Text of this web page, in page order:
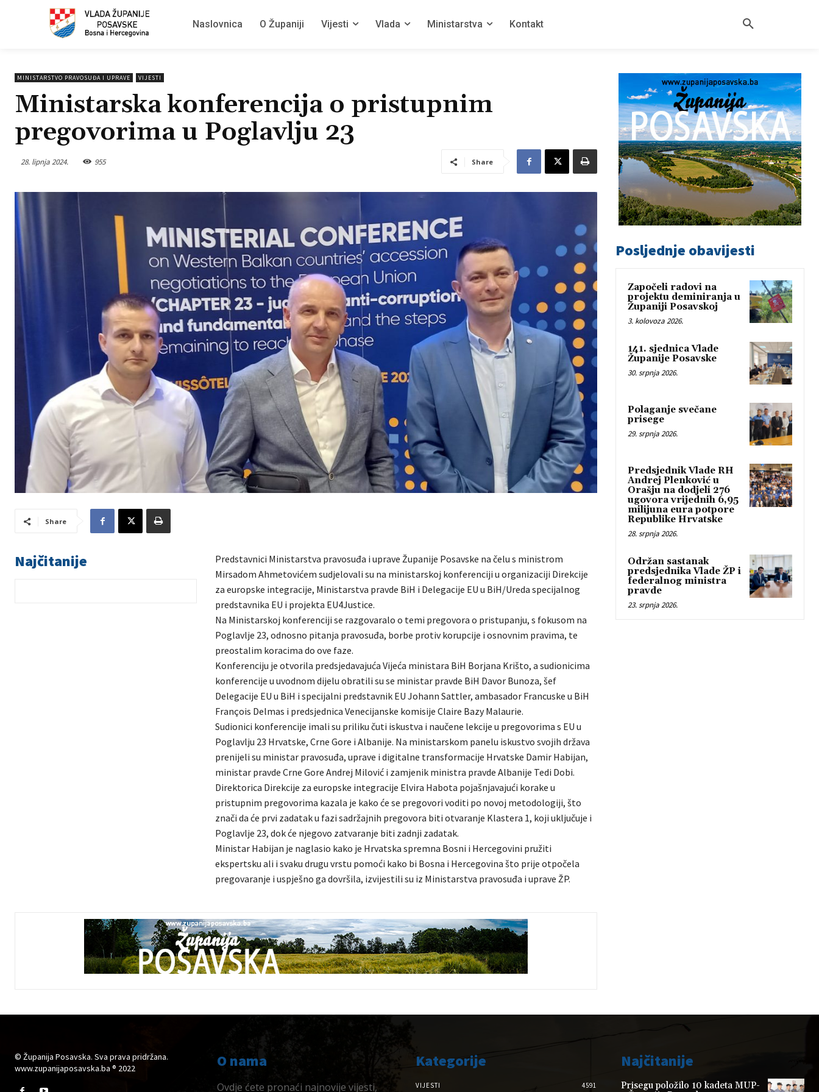
Naslovnica O Županiji Vijesti Vlada Ministarstva Kontakt
MINISTARSTVO PRAVOSUĐA I UPRAVE VIJESTI
Ministarska konferencija o pristupnim
pregovorima u Poglavlju 23
28. lipnja 2024. 955 Share
Share
Najčitanije
Predstavnici Ministarstva pravosuđa i uprave Županije Posavske na čelu s ministrom
Mirsadom Ahmetovićem sudjelovali su na ministarskoj konferenciji u organizaciji Direkcije
za europske integracije, Ministarstva pravde BiH i Delegacije EU u BiH/Ureda specijalnog
predstavnika EU i projekta EU4Justice.
Na Ministarskoj konferenciji se razgovaralo o temi pregovora o pristupanju, s fokusom na
Poglavlje 23, odnosno pitanja pravosuđa, borbe protiv korupcije i osnovnim pravima, te
preostalim koracima do ove faze.
Konferenciju je otvorila predsjedavajuća Vijeća ministara BiH Borjana Krišto, a sudionicima
konferencije u uvodnom dijelu obratili su se ministar pravde BiH Davor Bunoza, šef
Delegacije EU u BiH i specijalni predstavnik EU Johann Sattler, ambasador Francuske u BiH
François Delmas i predsjednica Venecijanske komisije Claire Bazy Malaurie.
Sudionici konferencije imali su priliku čuti iskustva i naučene lekcije u pregovorima s EU u
Poglavlju 23 Hrvatske, Crne Gore i Albanije. Na ministarskom panelu iskustvo svojih država
prenijeli su ministar pravosuđa, uprave i digitalne transformacije Hrvatske Damir Habijan,
ministar pravde Crne Gore Andrej Milović i zamjenik ministra pravde Albanije Tedi Dobi.
Direktorica Direkcije za europske integracije Elvira Habota pojašnjavajući korake u
pristupnim pregovorima kazala je kako će se pregovori voditi po novoj metodologiji, što
znači da će prvi zadatak u fazi sadržajnih pregovora biti otvaranje Klastera 1, koji uključuje i
Poglavlje 23, dok će njegovo zatvaranje biti zadnji zadatak.
Ministar Habijan je naglasio kako je Hrvatska spremna Bosni i Hercegovini pružiti
ekspertsku ali i svaku drugu vrstu pomoći kako bi Bosna i Hercegovina što prije otpočela
pregovaranje i uspješno ga dovršila, izvijestili su iz Ministarstva pravosuđa i uprave ŽP.
Posljednje obavijesti
Započeli radovi na
projektu deminiranja u
Županiji Posavskoj
3. kolovoza 2026.
141. sjednica Vlade
Županije Posavske
30. srpnja 2026.
Polaganje svečane
prisege
29. srpnja 2026.
Predsjednik Vlade RH
Andrej Plenković u
Orašju na dodjeli 276
ugovora vrijednih 6,95
milijuna eura potpore
Republike Hrvatske
28. srpnja 2026.
Održan sastanak
predsjednika Vlade ŽP i
federalnog ministra
pravde
23. srpnja 2026.
© Županija Posavska. Sva prava pridržana.
www.zupanijaposavska.ba ® 2022
O nama
Ovdje ćete pronaći najnovije vijesti,
Kategorije
VIJESTI 4591
Najčitanije
Prisegu položilo 10 kadeta MUP-